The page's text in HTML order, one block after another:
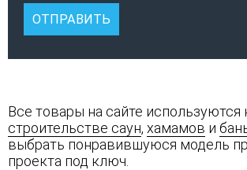
Все товары на сайте используются
строительстве саун, хамамов и
выбрать понравившуюся модель
проекта под ключ.